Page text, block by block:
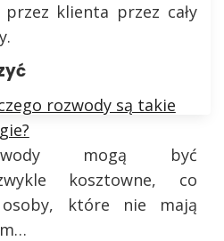
przez klienta przez cały
rozwody są takie
mogą być
kosztowne, co
osoby, które nie mają